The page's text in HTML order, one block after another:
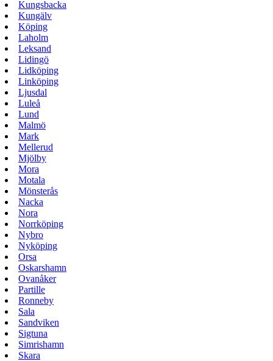
Kungsbacka
Kungälv
Köping
Laholm
Leksand
Lidingö
Lidköping
Linköping
Ljusdal
Luleå
Lund
Malmö
Mark
Mellerud
Mjölby
Mora
Motala
Mönsterås
Nacka
Nora
Norrköping
Nybro
Nyköping
Orsa
Oskarshamn
Ovanåker
Partille
Ronneby
Sala
Sandviken
Sigtuna
Simrishamn
Skara